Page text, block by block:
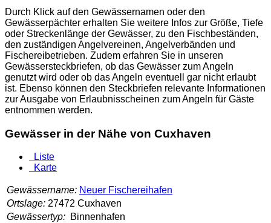
Durch Klick auf den Gewässernamen oder den
Gewässerpächter erhalten Sie weitere Infos zur Größe, Tiefe
oder Streckenlänge der Gewässer, zu den Fischbeständen,
den zuständigen Angelvereinen, Angelverbänden und
Fischereibetrieben. Zudem erfahren Sie in unseren
Gewässersteckbriefen, ob das Gewässer zum Angeln
genutzt wird oder ob das Angeln eventuell gar nicht erlaubt
ist. Ebenso können den Steckbriefen relevante Informationen
zur Ausgabe von Erlaubnisscheinen zum Angeln für Gäste
entnommen werden.
Gewässer in der Nähe von Cuxhaven
Liste
Karte
Gewässername: Neuer Fischereihafen
Ortslage: 27472 Cuxhaven
Gewässertyp: Binnenhafen